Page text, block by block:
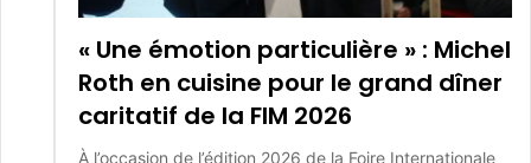
« Une émotion particulière » : Michel
Roth en cuisine pour le grand dîner
caritatif de la FIM 2026
À l’occasion de l’édition 2026 de la Foire Internationale